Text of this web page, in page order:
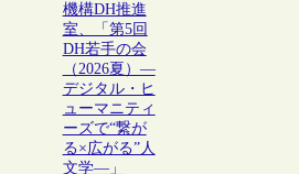
機構DH推進
室、「第5回
DH若手の会
（2026夏）―
デジタル・ヒ
ューマニティ
ーズで“繋が
る×広がる”人
文学―」